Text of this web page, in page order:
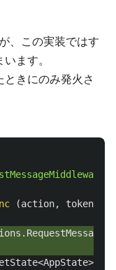
、この実装ではす
ます。
きにのみ発火さ
(action, token
. RequestMessage
<AppState>(